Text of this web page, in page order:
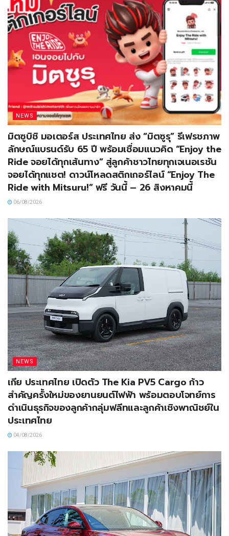
NEWS
มิตซูบิชิ มอเตอร์ส ประเทศไทย ส่ง “มิตซูรุ” รีเฟรชภาพ
ลักษณ์แบรนด์รับ 65 ปี พร้อมเชื่อมแนวคิด “Enjoy the
Ride จอยได้ทุกเส้นทาง” สู่ลูกค้าชาวไทยทุกเจเนอเรชัน
จอยได้ทุกแชต! ดาวน์โหลดสติกเกอร์ไลน์ “Enjoy The
Ride with Mitsuru!” ฟรี วันนี้ – 26 สิงหาคมนี้
06/08/2026
NEWS
เกีย ประเทศไทย เปิดตัว The Kia PV5 Cargo ก้าว
สำคัญครั้งใหม่ของยานยนต์ไฟฟ้า พร้อมตอบโจทย์การ
ดำเนินธุรกิจของลูกค้ากลุ่มฟลีทและลูกค้าเชิงพาณิชย์ใน
ประเทศไทย
04/08/2026